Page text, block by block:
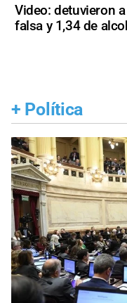
Video: detuvieron
falsa y 1,34 de
+ Política